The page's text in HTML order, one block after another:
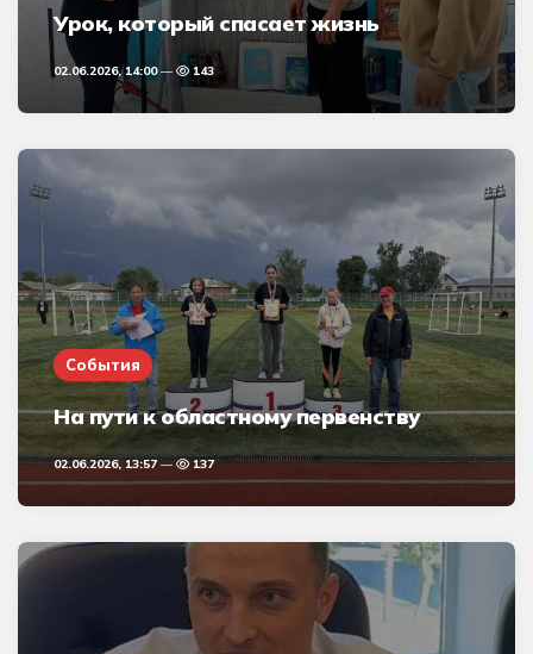
Урок, который спасает жизнь
02.06.2026, 14:00 143
События
На пути к областному первенству
02.06.2026, 13:57 137